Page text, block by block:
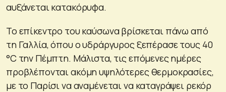
αυξάνεται κατακόρυφα.
Το επίκεντρο του καύσωνα βρίσκεται πάνω από
τη Γαλλία, όπου ο υδράργυρος ξεπέρασε τους 40
°C την Πέμπτη. Μάλιστα, τις επόμενες ημέρες
προβλέπονται ακόμη υψηλότερες θερμοκρασίες,
με το Παρίσι να αναμένεται να καταγράψει ρεκόρ